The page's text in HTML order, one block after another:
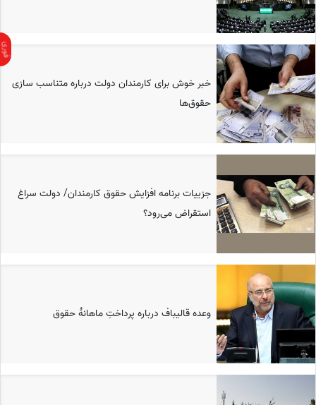
خبر خوش برای کارمندان دولت درباره متناسب سازی
حقوق‌ها
جزییات برنامه افزایش حقوق کارمندان/ دولت سراغ
استقراض می‌رود؟
وعده قالیباف درباره پرداختِ ماهانۀ حقوق